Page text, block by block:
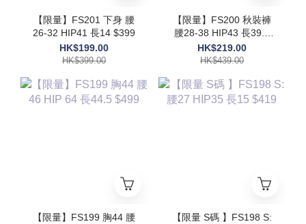
【限量】FS201 下身 腰
26-32 HIP41 長14 $399
HK$199.00
HK$399.00
【限量】FS200 秋裝褲
腰28-38 HIP43 長39.5
$439
HK$219.00
HK$439.00
【限量】FS199 胸44 腰
【限量 S碼 】FS198 S: